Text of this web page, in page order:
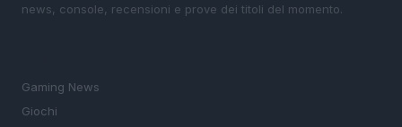
news, console, recensioni e prove dei titoli del momento.
Gaming News
Giochi